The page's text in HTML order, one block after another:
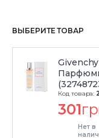
ВЫБЕРИТЕ ТОВАР
Код товара:
301
Нет в